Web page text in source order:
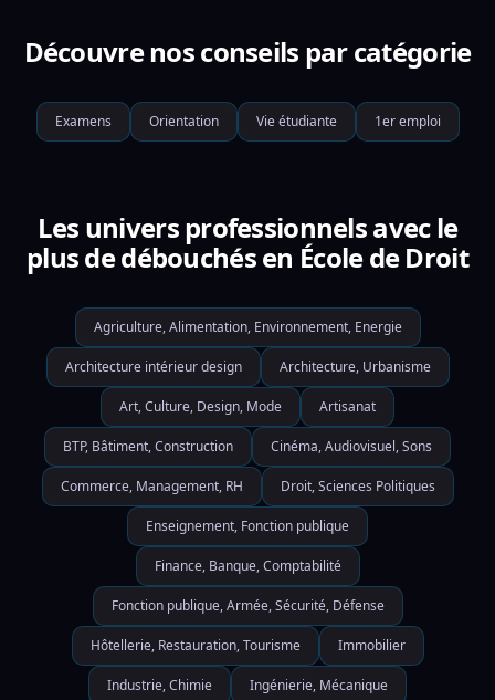
Découvre nos conseils par catégorie
Examens Orientation Vie étudiante 1er emploi
Les univers professionnels avec le
plus de débouchés en École de Droit
Agriculture, Alimentation, Environnement, Energie
Architecture intérieur design Architecture, Urbanisme
Art, Culture, Design, Mode Artisanat
BTP, Bâtiment, Construction Cinéma, Audiovisuel, Sons
Commerce, Management, RH Droit, Sciences Politiques
Enseignement, Fonction publique
Finance, Banque, Comptabilité
Fonction publique, Armée, Sécurité, Défense
Hôtellerie, Restauration, Tourisme Immobilier
Industrie, Chimie Ingénierie, Mécanique